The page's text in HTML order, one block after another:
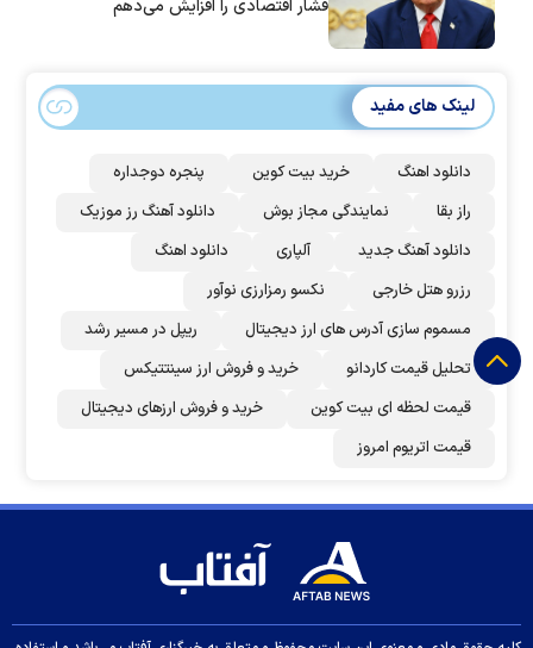
فشار اقتصادی را افزایش می‌دهم
لینک های مفید
دانلود اهنگ خرید بیت کوین
پنجره دوجداره
راز بقا
نمایندگی مجاز بوش
دانلود آهنگ رز‌ موزیک
دانلود آهنگ جدید
آلپاری
دانلود اهنگ
رزرو هتل خارجی
نکسو رمزارزی نوآور
مسموم سازی آدرس های ارز دیجیتال
ریپل در مسیر رشد
تحلیل قیمت کاردانو
خرید و فروش ارز سینتتیکس
قیمت لحظه ای بیت کوین
خرید و فروش ارزهای دیجیتال
قیمت اتریوم امروز